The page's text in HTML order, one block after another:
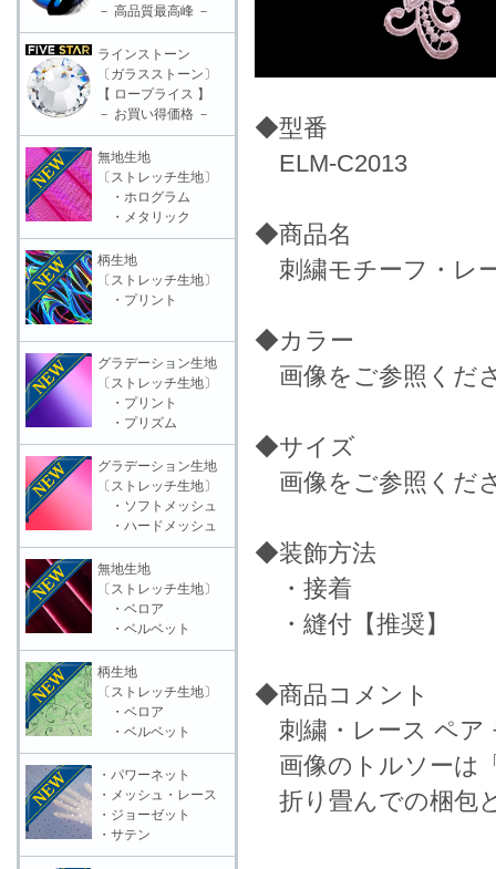
◆型番
ELM-C2013
◆商品名
刺繍モチーフ・レ
◆カラー
画像をご参照くだ
◆サイズ
画像をご参照くだ
◆装飾方法
・接着
・縫付【推奨】
◆商品コメント
刺繍・レース ペア
画像のトルソーは
折り畳んでの梱包
－ 高品質最高峰 －
ラインストーン
〔ガラスストーン〕
【 ロープライス 】
－ お買い得価格 －
無地生地
〔ストレッチ生地〕
・ホログラム
・メタリック
柄生地
〔ストレッチ生地〕
・プリント
グラデーション生地
〔ストレッチ生地〕
・プリント
・プリズム
グラデーション生地
〔ストレッチ生地〕
・ソフトメッシュ
・ハードメッシュ
無地生地
〔ストレッチ生地〕
・ベロア
・ベルベット
柄生地
〔ストレッチ生地〕
・ベロア
・ベルベット
・パワーネット
・メッシュ・レース
・ジョーゼット
・サテン